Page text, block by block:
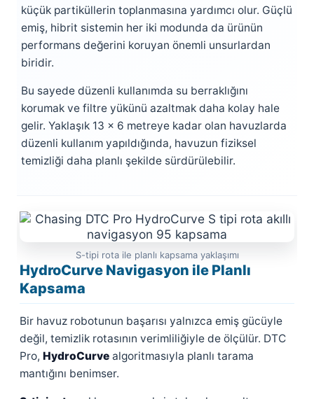
küçük partiküllerin toplanmasına yardımcı olur. Güçlü
emiş, hibrit sistemin her iki modunda da ürünün
performans değerini koruyan önemli unsurlardan
biridir.
Bu sayede düzenli kullanımda su berraklığını
korumak ve filtre yükünü azaltmak daha kolay hale
gelir. Yaklaşık 13 x 6 metreye kadar olan havuzlarda
düzenli kullanım yapıldığında, havuzun fiziksel
temizliği daha planlı şekilde sürdürülebilir.
HydroCurve Navigasyon ile Planlı
Kapsama
Bir havuz robotunun başarısı yalnızca emiş gücüyle
değil, temizlik rotasının verimliliğiyle de ölçülür. DTC
Pro, HydroCurve algoritmasıyla planlı tarama
mantığını benimser.
S-tipi rota ile planlı kapsama yaklaşımı